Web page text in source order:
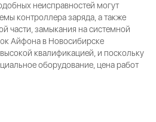
неисправностей могут
контроллера заряда, а также
части, замыкания на системной
Айфона в Новосибирске
квалификацией, и поскольку
оборудование, цена работ